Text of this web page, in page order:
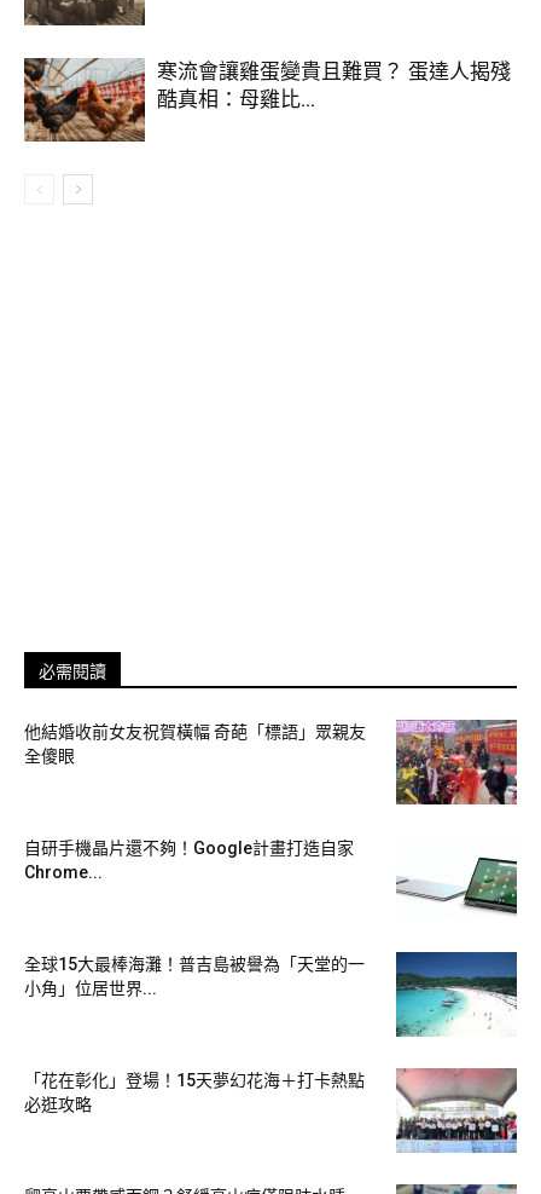
寒流會讓雞蛋變貴且難買？ 蛋達人揭殘
酷真相：母雞比...
必需閱讀
他結婚收前女友祝賀橫幅 奇葩「標語」眾親友
全傻眼
自研手機晶片還不夠！Google計畫打造自家
Chrome...
全球15大最棒海灘！普吉島被譽為「天堂的一
小角」位居世界...
「花在彰化」登場！15天夢幻花海＋打卡熱點
必逛攻略